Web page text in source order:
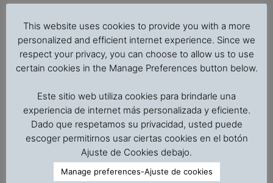
bodegas de buques y silos. Se analizan los diversos
factores que pueden originar y potenciar el auto-
calentamiento y la combustión espontánea,
incluyendo el calentamiento de origen microbiológico
del grano y su actividad de agua, así como otras
fuentes de calor que pueden elevar la temperatura y
desencadenar el calentamiento de origen químico por
oxidación de las grasas y la combustión espontánea.
Se presentan los factores a analizar para evaluar si un
lote de grano está en riesgo de ignición espontánea y
This website uses cookies to provide you with a more
personalized and efficient internet experience. Since we
respect your privacy, you can choose to allow us to use
certain cookies in the Manage Preferences button below.
Este sitio web utiliza cookies para brindarle una
experiencia de internet más personalizada y eficiente.
Dado que respetamos su privacidad, usted puede
escoger permitirnos usar ciertas cookies en el botón
Ajuste de Cookies debajo.
Manage preferences-Ajuste de cookies